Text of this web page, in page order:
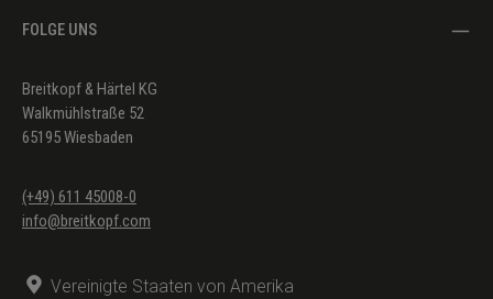
FOLGE UNS
Breitkopf & Härtel KG
Walkmühlstraße 52
65195 Wiesbaden
(+49) 611 45008-0
info@breitkopf.com
Vereinigte Staaten von Amerika